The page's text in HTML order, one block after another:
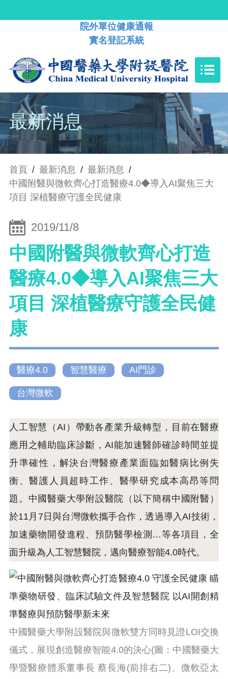
院外單位健康通報
實名登記系統
最新消息
首頁 / 最新消息 / 最新消息 /
中國附醫與微軟齊心打造醫療4.0◆導入AI聚焦三大
項目 深植醫療守護全民健康
2019/11/8
中國附醫與微軟齊心打造
醫療4.0◆導入AI聚焦三大
項目 深植醫療守護全民健
康
醫療4.0 智慧醫療 AI門診
台灣微軟
人工智慧（AI）帶動各產業升級轉型，目前在醫療
應用之輔助臨床診斷，AI能加速醫師確診時間並提
升準確性，解決台灣醫療產業面臨如醫病比例失
衡、醫護人員超時工作、醫學研究成本高昂等問
題。中國醫藥大學附設醫院（以下簡稱中國附醫）
於11月7日與台灣微軟攜手合作，透過導入AI技術，
加速藥物開發進程、預防醫學檢測…等各項目，全
面升級為人工智慧醫院，邁向醫療智能4.0時代。
中國醫藥大學附設醫院與微軟雙方同時見證LOI交換
儀式，展現創造醫療智能4.0的決心(圖：中國醫藥大
學暨醫療體系董事長 蔡長海(前排右二)、微軟亞太